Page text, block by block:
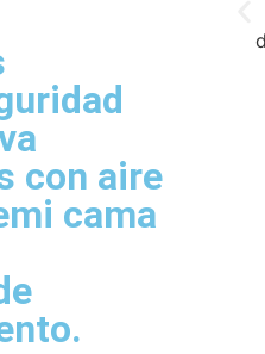
con aire
cama